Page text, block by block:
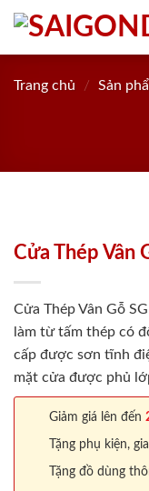
Skip
content
Trang chủ / Sản
Cửa Thép Vân
Cửa Thép Vân Gỗ
làm từ tấm thép có
cấp được sơn tĩnh
mặt cửa được phủ
Giảm giá lên đến
Tặng phụ kiện,
Tặng đồ dùng